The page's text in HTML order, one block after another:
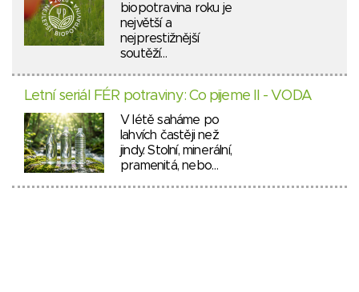
biopotravina roku je
největší a
nejprestižnější
soutěží…
Letní seriál FÉR potraviny: Co pijeme II - VODA
V létě saháme po
lahvích častěji než
jindy. Stolní, minerální,
pramenitá, nebo…